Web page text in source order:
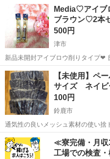
三重 津市 その他 容器
Media♡アイ
ブラウン♡2本
500円
津市
新品未開封アイブロウ削りタイプ❤
します❤
三重 津市 化粧品
【未使用】ペ
サイズ ネイビ
100円
鈴鹿市
通気性の良いメッシュ素材の使い捨
す。 エステ 災害 旅行など便利
枚 返品は受け付けておりません。
ことをご了承いた...
三重 鈴鹿市 ボディケア
≪寮完備・月収
工場での検査・